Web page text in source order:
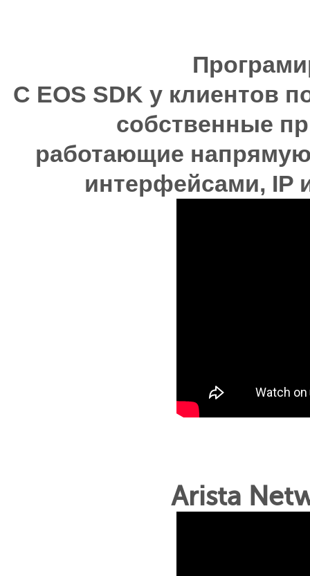
С EOS SDK у клиентов
собственные
работающие напрямую
интерфейсами, IP
Arista